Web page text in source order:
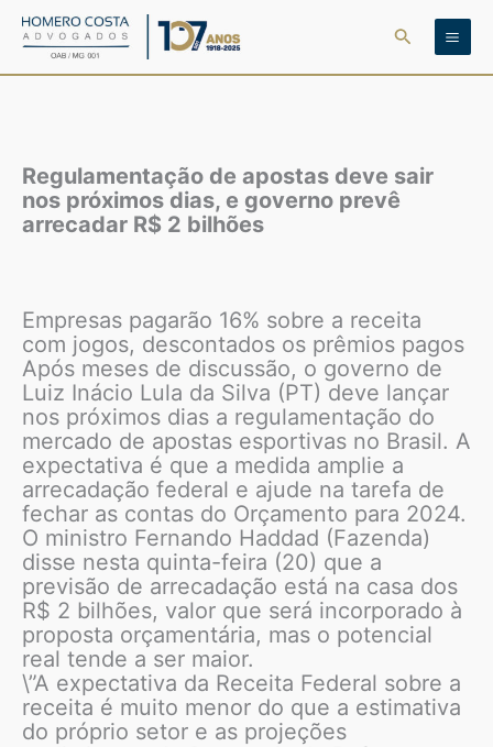
para
Pesquisar
Regulamentação de apostas deve sair
nos próximos dias, e governo prevê
arrecadar R$ 2 bilhões
Empresas pagarão 16% sobre a receita
com jogos, descontados os prêmios pagos
Após meses de discussão, o governo de
Luiz Inácio Lula da Silva (PT) deve lançar
nos próximos dias a regulamentação do
mercado de apostas esportivas no Brasil. A
expectativa é que a medida amplie a
arrecadação federal e ajude na tarefa de
fechar as contas do Orçamento para 2024.
O ministro Fernando Haddad (Fazenda)
disse nesta quinta-feira (20) que a
previsão de arrecadação está na casa dos
R$ 2 bilhões, valor que será incorporado à
proposta orçamentária, mas o potencial
real tende a ser maior.
\”A expectativa da Receita Federal sobre a
receita é muito menor do que a estimativa
do próprio setor e as projeções